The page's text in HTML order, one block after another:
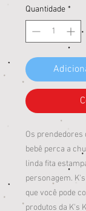
Quantidade *
Os prendedores
bebê perca a
linda fita
personagem.
que você pode
produtos da K's